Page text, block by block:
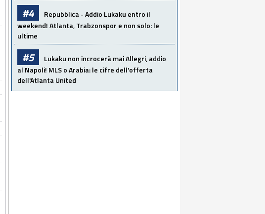
#4
Repubblica - Addio Lukaku entro il
weekend! Atlanta, Trabzonspor e non solo: le
ultime
#5
Lukaku non incrocerà mai Allegri, addio
al Napoli! MLS o Arabia: le cifre dell'offerta
dell'Atlanta United